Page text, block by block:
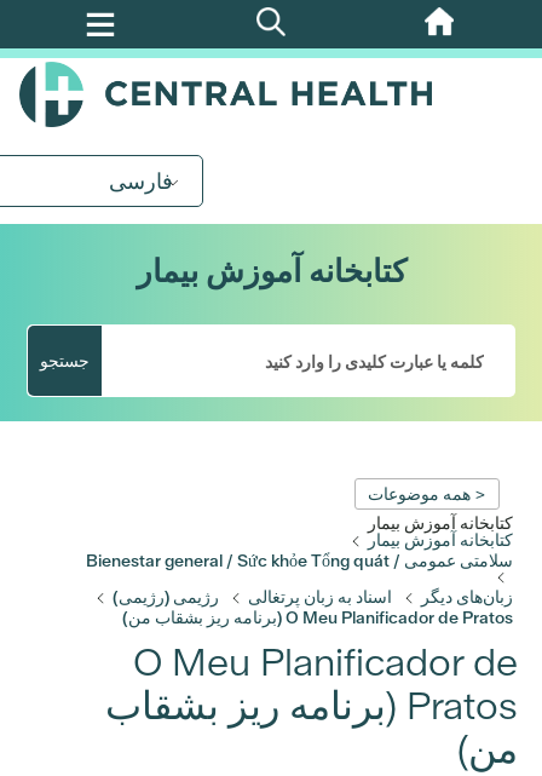
پرش
فارسی
کتابخانه آموزش بیمار
جستجو
< همه موضوعات
کتابخانه آموزش بیمار
کتابخانه آموزش بیمار
سلامتی عمومی / Bienestar general / Sức khỏe Tổng quát
زبان‌های دیگر
اسناد به زبان پرتغالی
رژیمی (رژیمی)
O Meu Planificador de Pratos (برنامه ریز بشقاب من)
O Meu Planificador de
Pratos (برنامه ریز بشقاب
من)